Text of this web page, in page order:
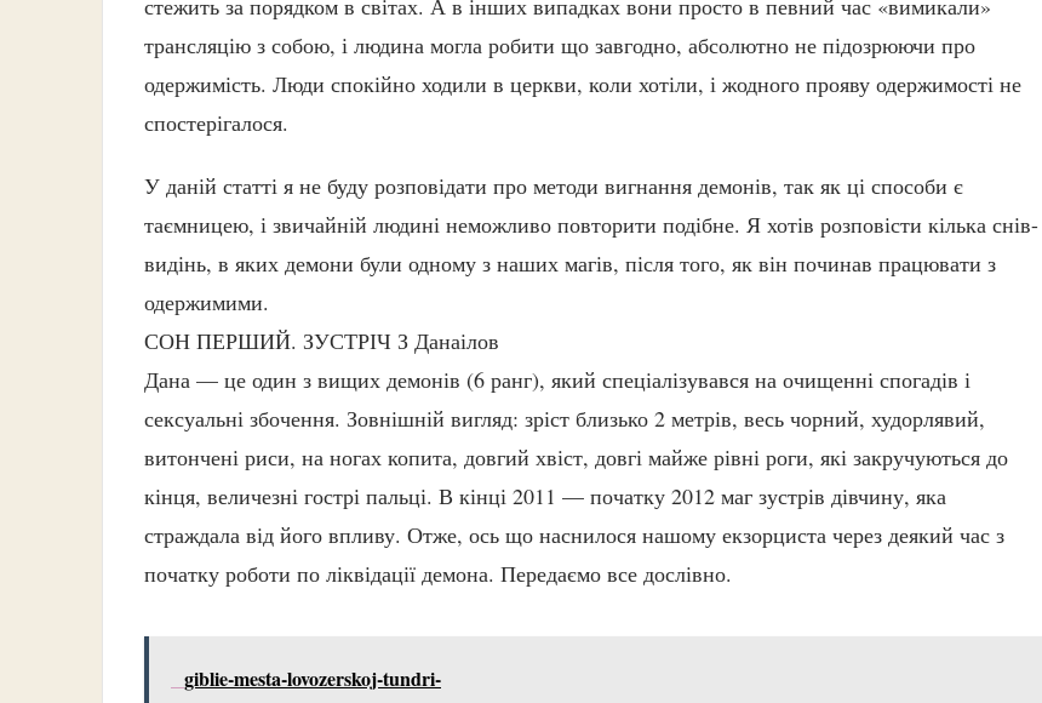
стежить за порядком в світах. А в інших випадках вони просто в певний час «вимикали»
трансляцію з собою, і людина могла робити що завгодно, абсолютно не підозрюючи про
одержимість. Люди спокійно ходили в церкви, коли хотіли, і жодного прояву одержимості не
спостерігалося.
У даній статті я не буду розповідати про методи вигнання демонів, так як ці способи є
таємницею, і звичайній людині неможливо повторити подібне. Я хотів розповісти кілька снів-
видінь, в яких демони були одному з наших магів, після того, як він починав працювати з
одержимими.
СОН ПЕРШИЙ. ЗУСТРІЧ З Данаілов
Дана — це один з вищих демонів (6 ранг), який спеціалізувався на очищенні спогадів і
сексуальні збочення. Зовнішній вигляд: зріст близько 2 метрів, весь чорний, худорлявий,
витончені риси, на ногах копита, довгий хвіст, довгі майже рівні роги, які закручуються до
кінця, величезні гострі пальці. В кінці 2011 — початку 2012 маг зустрів дівчину, яка
страждала від його впливу. Отже, ось що наснилося нашому екзорциста через деякий час з
початку роботи по ліквідації демона. Передаємо все дослівно.
giblie-mesta-lovozerskoj-tundri-